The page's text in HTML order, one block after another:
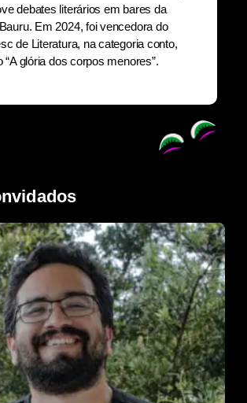
debates literários em bares da
Em 2024, foi vencedora do
de Literatura, na categoria conto,
“A glória dos corpos menores”.